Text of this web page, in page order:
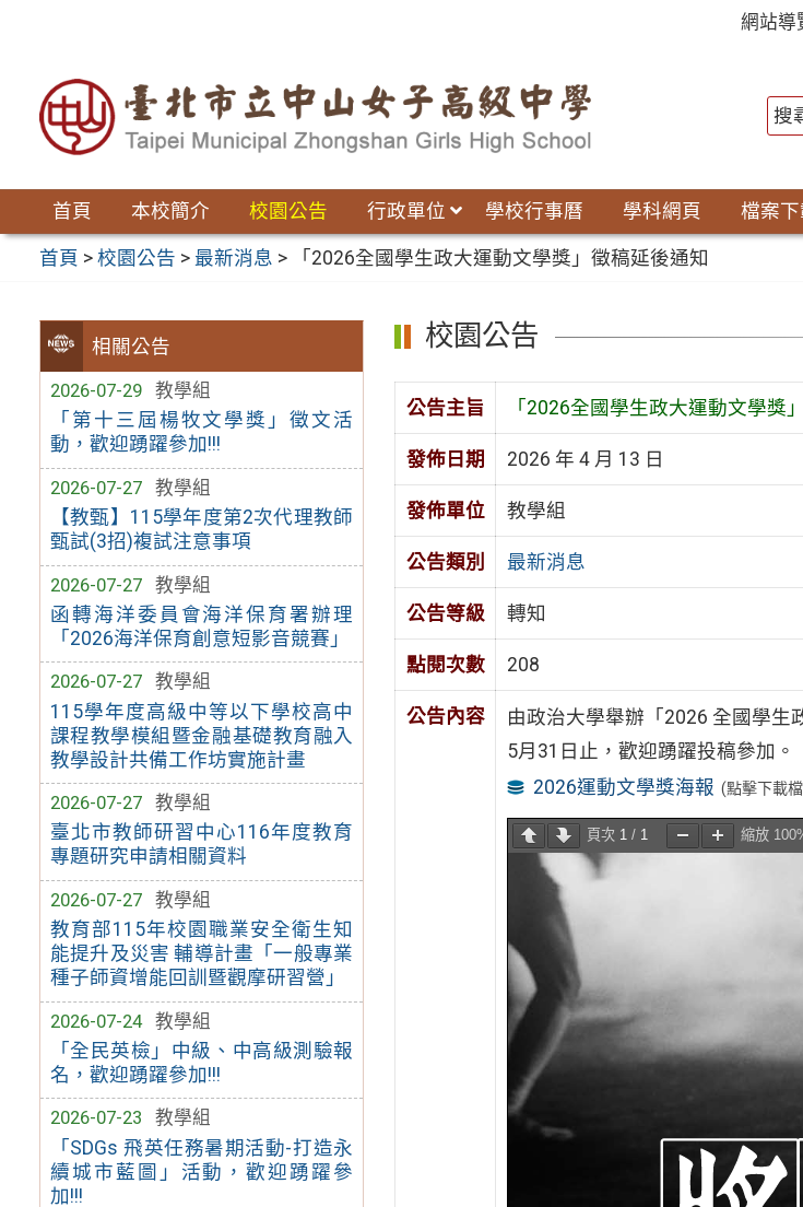
網站導
首頁 本校簡介 校園公告 行政單位 學校行事曆 學科網頁 檔案下
首頁 >校園公告 > 最新消息 > 「2026全國學生政大運動文學獎」徵稿延後通知
相關公告
2026-07-29
教學組
「第十三屆楊牧文學獎」徵文活
動，歡迎踴躍參加!!!
2026-07-27
教學組
【教甄】115學年度第2次代理教師
甄試(3招)複試注意事項
2026-07-27
教學組
函轉海洋委員會海洋保育署辦理
「2026海洋保育創意短影音競賽」
2026-07-27
教學組
115學年度高級中等以下學校高中
課程教學模組暨金融基礎教育融入
教學設計共備工作坊實施計畫
2026-07-27
教學組
臺北市教師研習中心116年度教育
專題研究申請相關資料
2026-07-27
教學組
教育部115年校園職業安全衛生知
能提升及災害 輔導計畫「一般專業
種子師資增能回訓暨觀摩研習營」
2026-07-24
教學組
「全民英檢」中級、中高級測驗報
名，歡迎踴躍參加!!!
2026-07-23
教學組
「SDGs 飛英任務暑期活動-打造永
續城市藍圖」活動，歡迎踴躍參
加!!!
校園公告
公告主旨 「2026全國學生政大運動文學獎
發佈日期 2026 年 4 月 13 日
發佈單位 教學組
公告類別 最新消息
公告等級 轉知
點閱次數 208
公告內容
由政治大學舉辦「2026 全國學
5月31日止，歡迎踴躍投稿參加。
2026運動文學獎海報 (點擊下載
頁次 1/ 1 縮放